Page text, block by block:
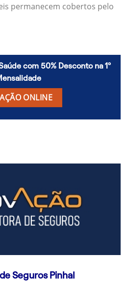
permanecem cobertos pelo
com 50% Desconto na 1º
ONLINE
Seguros Pinhal